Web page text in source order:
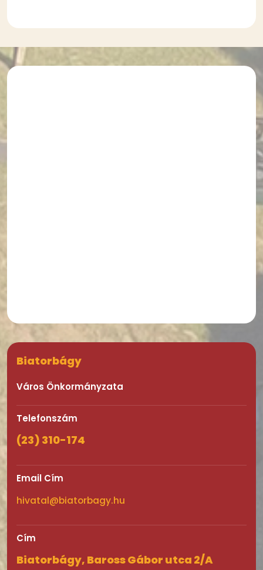
Biatorbágy
Város Önkormányzata
Telefonszám
(23) 310-174
Email Cím
hivatal@biatorbagy.hu
Cím
Biatorbágy, Baross Gábor utca 2/A